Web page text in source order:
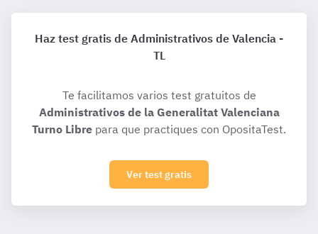
Haz test gratis de Administrativos de Valencia -
TL
Te facilitamos varios test gratuitos de
Administrativos de la Generalitat Valenciana
Turno Libre para que practiques con OpositaTest.
Ver test gratis